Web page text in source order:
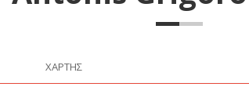
ΧΆΡΤΗΣ